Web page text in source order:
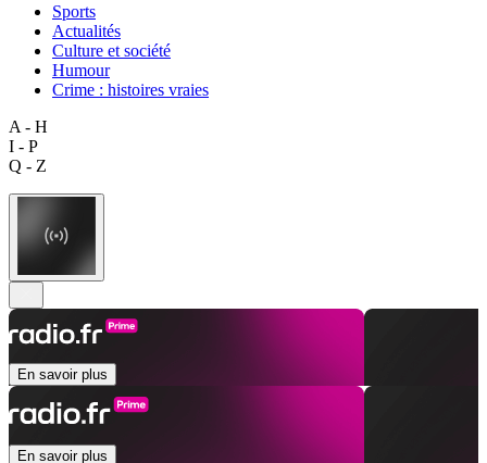
Sports
Actualités
Culture et société
Humour
Crime : histoires vraies
A - H
I - P
Q - Z
En savoir plus
En savoir plus